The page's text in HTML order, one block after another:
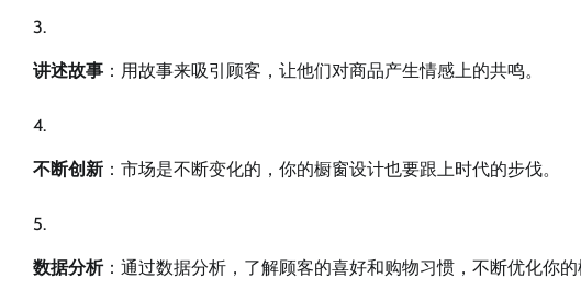
讲述故事 ：用故事来吸引顾客，让他们对商品产生情感上的共鸣。
不断创新 ：市场是不断变化的，你的橱窗设计也要跟上时代的步伐。
数据分析：通过数据分析，了解顾客的喜好和购物习惯，不断优化你的